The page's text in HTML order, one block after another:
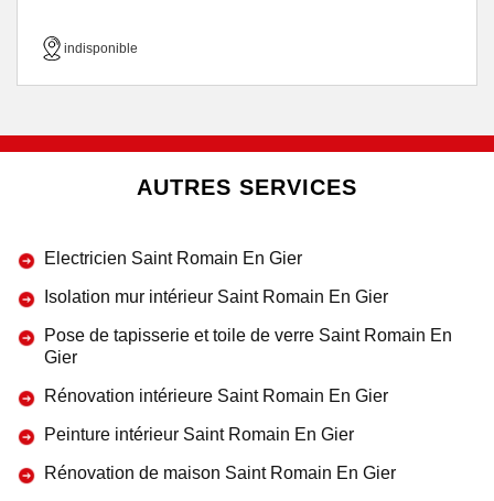
indisponible
AUTRES SERVICES
Electricien Saint Romain En Gier
Isolation mur intérieur Saint Romain En Gier
Pose de tapisserie et toile de verre Saint Romain En
Gier
Rénovation intérieure Saint Romain En Gier
Peinture intérieur Saint Romain En Gier
Rénovation de maison Saint Romain En Gier